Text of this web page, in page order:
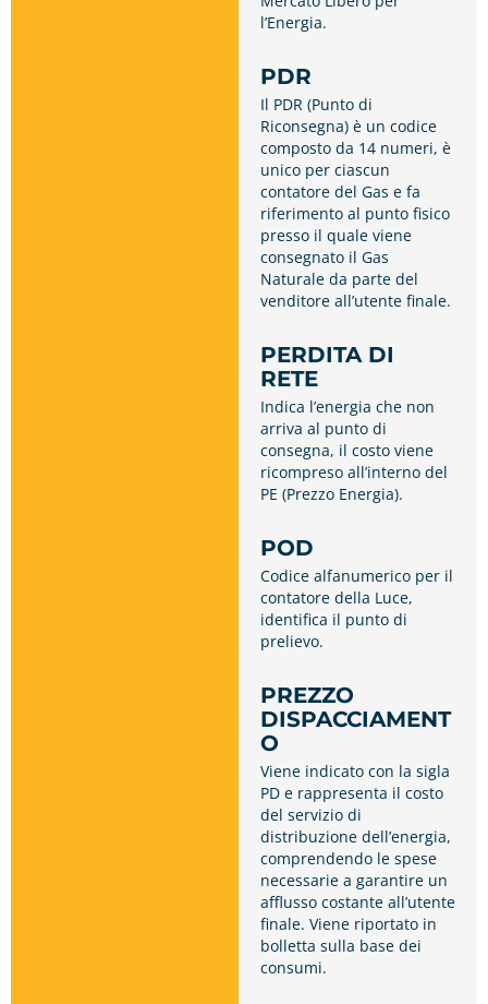
l’Energia.
PDR
Il PDR (Punto di
Riconsegna) è un codice
composto da 14 numeri, è
unico per ciascun
contatore del Gas e fa
riferimento al punto fisico
presso il quale viene
consegnato il Gas
Naturale da parte del
venditore all’utente finale.
PERDITA DI
RETE
Indica l’energia che non
arriva al punto di
consegna, il costo viene
ricompreso all’interno del
PE (Prezzo Energia).
POD
Codice alfanumerico per il
contatore della Luce,
identifica il punto di
prelievo.
PREZZO
DISPACCIAMENT
O
Viene indicato con la sigla
PD e rappresenta il costo
del servizio di
distribuzione dell’energia,
comprendendo le spese
necessarie a garantire un
afflusso costante all’utente
finale. Viene riportato in
bolletta sulla base dei
consumi.